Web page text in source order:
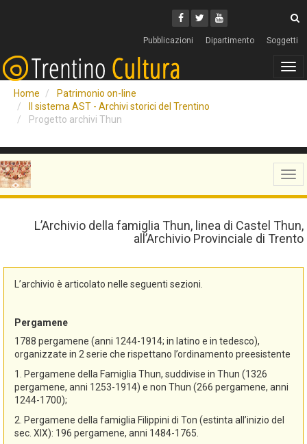
Facebook
Twitter
Youtube
Pubblicazioni Dipartimento Soggetti
Home
Patrimonio on-line
Il sistema AST - Archivi storici del Trentino
Progetto archivi Thun
L’Archivio della famiglia Thun, linea di Castel Thun,
all’Archivio Provinciale di Trento
L’archivio è articolato nelle seguenti sezioni.
Pergamene
1788 pergamene (anni 1244-1914; in latino e in tedesco),
organizzate in 2 serie che rispettano l’ordinamento preesistente
1. Pergamene della Famiglia Thun, suddivise in Thun (1326
pergamene, anni 1253-1914) e non Thun (266 pergamene, anni
1244-1700);
2. Pergamene della famiglia Filippini di Ton (estinta all’inizio del
sec. XIX): 196 pergamene, anni 1484-1765.